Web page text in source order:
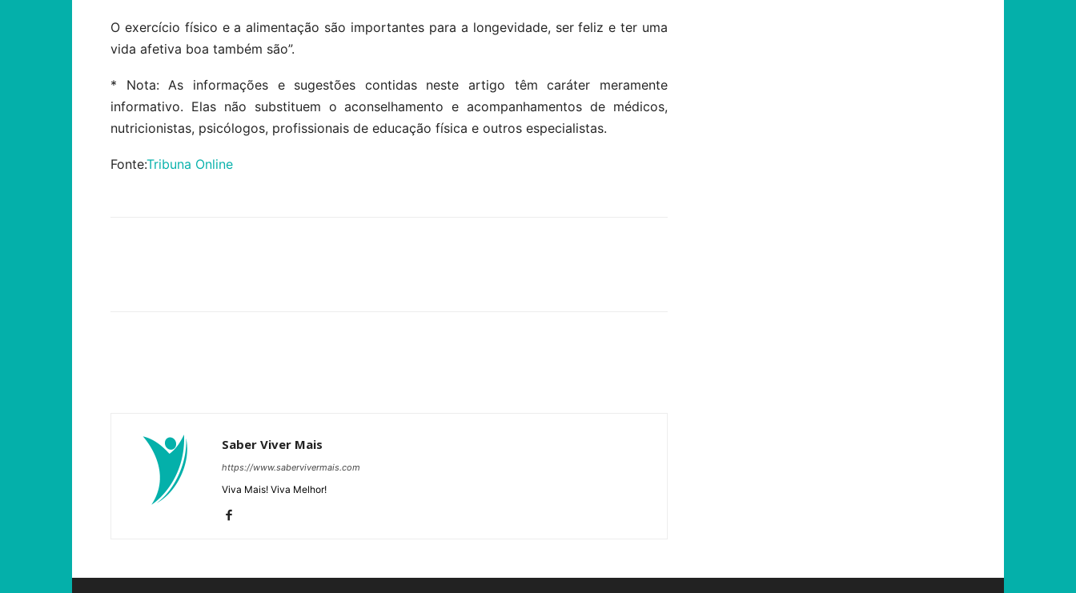
O exercício físico e a alimentação são importantes para a longevidade, ser feliz e ter uma
vida afetiva boa também são”.
* Nota: As informações e sugestões contidas neste artigo têm caráter meramente
informativo. Elas não substituem o aconselhamento e acompanhamentos de médicos,
nutricionistas, psicólogos, profissionais de educação física e outros especialistas.
Fonte:Tribuna Online
Saber Viver Mais
https://www.sabervivermais.com
Viva Mais! Viva Melhor!